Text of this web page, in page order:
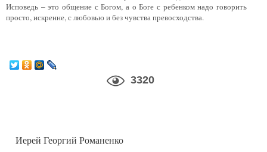
Исповедь – это общение с Богом, а о Боге с ребенком надо говорить
просто, искренне, с любовью и без чувства превосходства.
3320
Иерей Георгий Романенко